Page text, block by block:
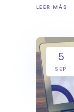
LEER MÁS
5
SEP